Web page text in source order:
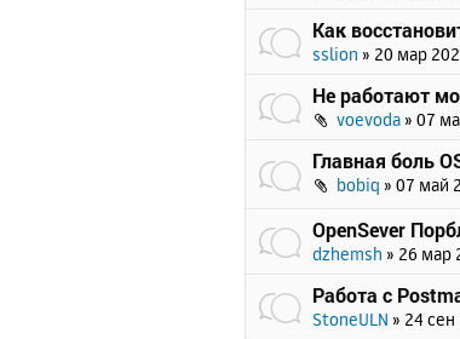
Как
sslion » 20 мар
Не работают
voevoda» 07
Главная боль
bobiq » 07 май
OpenSever
dzhemsh » 26 мар
Работа с
StoneULN » 24 сен